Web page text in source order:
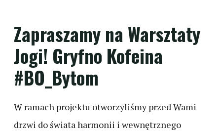
Zapraszamy na Warsztaty
Jogi! Gryfno Kofeina
#BO_Bytom
W ramach projektu otworzyliśmy przed Wami
drzwi do świata harmonii i wewnętrznego